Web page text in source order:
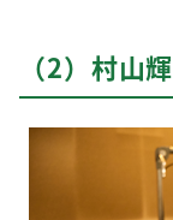
（2）村山